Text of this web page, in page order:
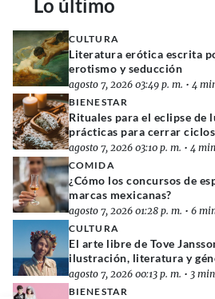
Lo último
CULTURA
Literatura erótica escrita
erotismo y seducción
agosto 7, 2026 03:49 p. m. • 4
BIENESTAR
Rituales para el eclipse de
prácticas para cerrar
agosto 7, 2026 03:10 p. m. • 4
COMIDA
¿Cómo los concursos de
marcas mexicanas?
agosto 7, 2026 01:28 p. m. • 6
CULTURA
El arte libre de Tove
ilustración, literatura y
agosto 7, 2026 00:13 p. m. • 3
BIENESTAR